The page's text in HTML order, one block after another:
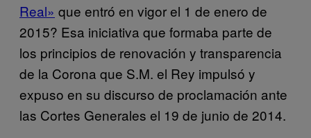
Real» que entró en vigor el 1 de enero de
2015? Esa iniciativa que formaba parte de
los principios de renovación y transparencia
de la Corona que S.M. el Rey impulsó y
expuso en su discurso de proclamación ante
las Cortes Generales el 19 de junio de 2014.